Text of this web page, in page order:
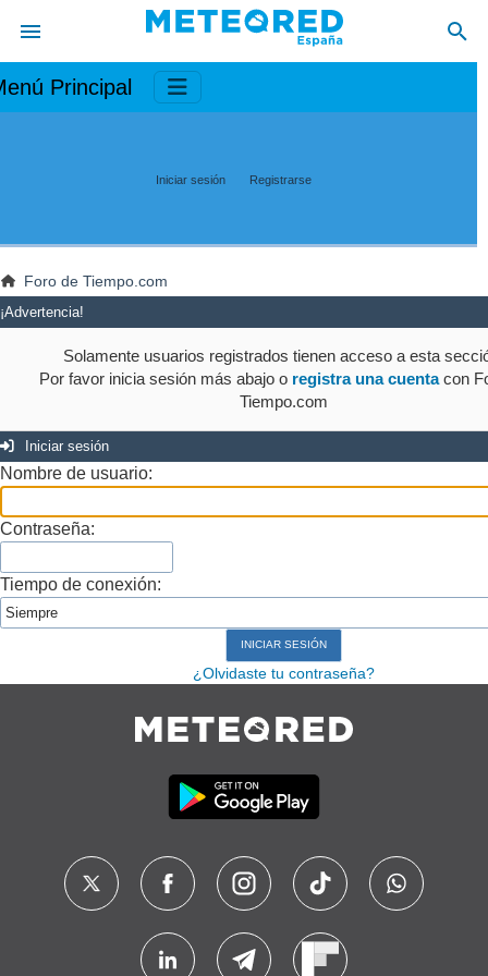
Principal
Iniciar sesión Registrarse
Foro de Tiempo.com
¡Advertencia!
Solamente usuarios registrados tienen acceso a esta
Por favor inicia sesión más abajo o registra una cuentacon
Tiempo.com
Iniciar sesión
Nombre de usuario:
Contraseña:
Tiempo de conexión:
¿Olvidaste tu contraseña?